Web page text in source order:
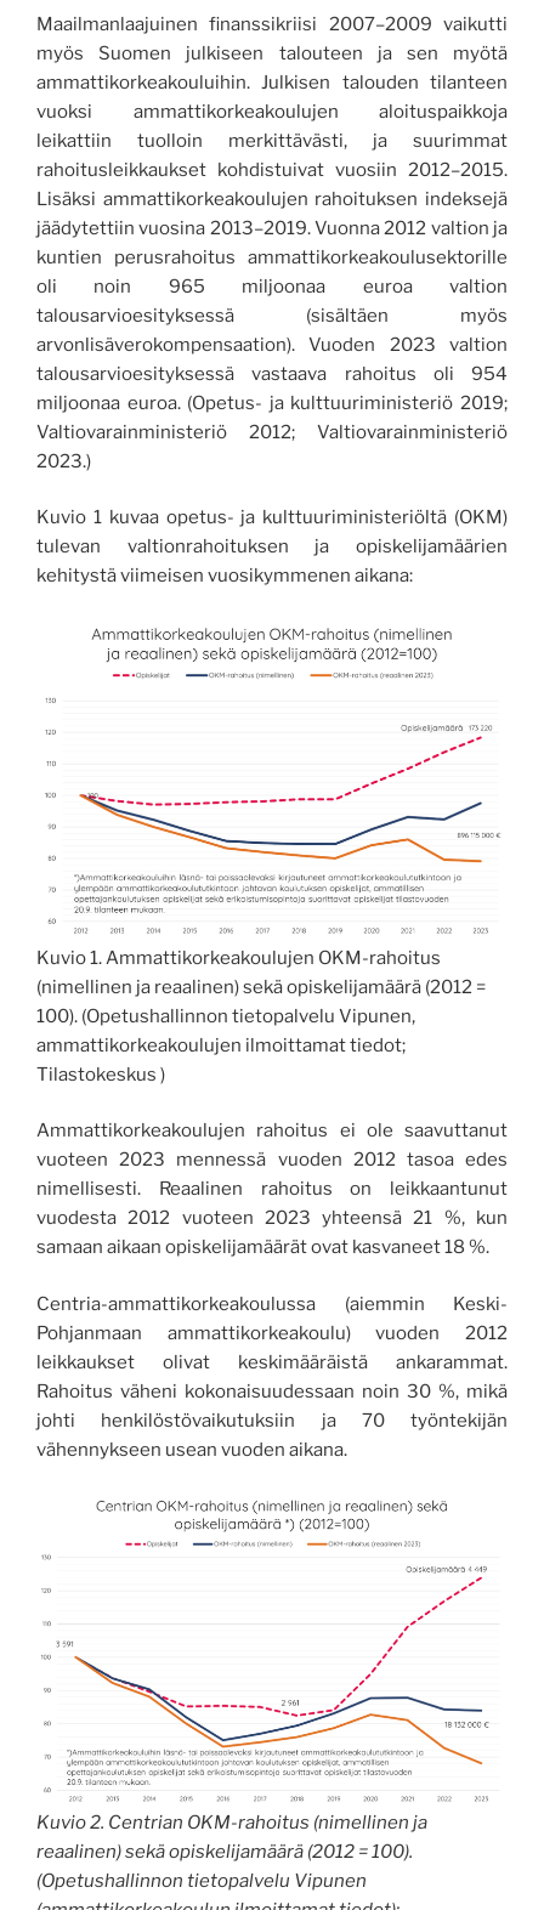
Maailmanlaajuinen finanssikriisi 2007–2009 vaikutti
myös Suomen julkiseen talouteen ja sen myötä
ammattikorkeakouluihin. Julkisen talouden tilanteen
vuoksi ammattikorkeakoulujen aloituspaikkoja
leikattiin tuolloin merkittävästi, ja suurimmat
rahoitusleikkaukset kohdistuivat vuosiin 2012–2015.
Lisäksi ammattikorkeakoulujen rahoituksen indeksejä
jäädytettiin vuosina 2013–2019. Vuonna 2012 valtion ja
kuntien perusrahoitus ammattikorkeakoulusektorille
oli noin 965 miljoonaa euroa valtion
talousarvioesityksessä (sisältäen myös
arvonlisäverokompensaation). Vuoden 2023 valtion
talousarvioesityksessä vastaava rahoitus oli 954
miljoonaa euroa. (Opetus- ja kulttuuriministeriö 2019;
Valtiovarainministeriö 2012; Valtiovarainministeriö
2023.)
Kuvio 1 kuvaa opetus- ja kulttuuriministeriöltä (OKM)
tulevan valtionrahoituksen ja opiskelijamäärien
kehitystä viimeisen vuosikymmenen aikana:
Kuvio 1. Ammattikorkeakoulujen OKM-rahoitus
(nimellinen ja reaalinen) sekä opiskelijamäärä (2012 =
100). (Opetushallinnon tietopalvelu Vipunen,
ammattikorkeakoulujen ilmoittamat tiedot;
Tilastokeskus )
Ammattikorkeakoulujen rahoitus ei ole saavuttanut
vuoteen 2023 mennessä vuoden 2012 tasoa edes
nimellisesti. Reaalinen rahoitus on leikkaantunut
vuodesta 2012 vuoteen 2023 yhteensä 21 %, kun
samaan aikaan opiskelijamäärät ovat kasvaneet 18 %.
Centria-ammattikorkeakoulussa (aiemmin Keski-
Pohjanmaan ammattikorkeakoulu) vuoden 2012
leikkaukset olivat keskimääräistä ankarammat.
Rahoitus väheni kokonaisuudessaan noin 30 %, mikä
johti henkilöstövaikutuksiin ja 70 työntekijän
vähennykseen usean vuoden aikana.
Kuvio 2. Centrian OKM-rahoitus (nimellinen ja
reaalinen) sekä opiskelijamäärä (2012 = 100).
(Opetushallinnon tietopalvelu Vipunen